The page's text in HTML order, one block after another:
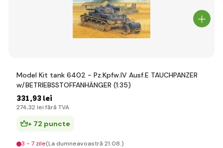
Model Kit tank 6402 - Pz.Kpfw.IV Ausf.E TAUCHPANZER
w/BETRIEBSSTOFFANHÄNGER (1:35)
331,93 lei
274,32 lei fără TVA
+ 72 puncte
3 - 7 zile(La dumneavoastră 21.08.)